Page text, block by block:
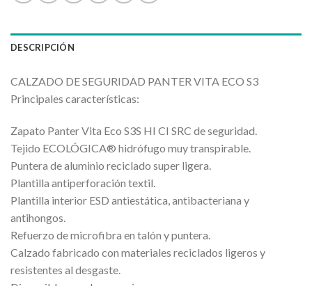
DESCRIPCIÓN
CALZADO DE SEGURIDAD PANTER VITA ECO S3
Principales características:
Zapato Panter Vita Eco S3S HI CI SRC de seguridad.
Tejido ECOLÓGICA® hidrófugo muy transpirable.
Puntera de aluminio reciclado super ligera.
Plantilla antiperforación textil.
Plantilla interior ESD antiestática, antibacteriana y
antihongos.
Refuerzo de microfibra en talón y puntera.
Calzado fabricado con materiales reciclados ligeros y
resistentes al desgaste.